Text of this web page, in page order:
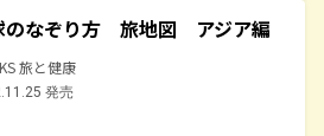
のなぞり方 旅地図 アジア編
旅と健康
発売